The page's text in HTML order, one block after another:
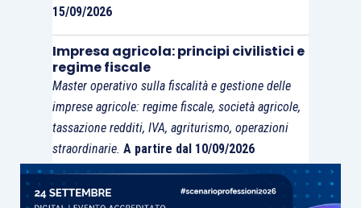
15/09/2026
Impresa agricola: principi civilistici e
regime fiscale
Master operativo sulla fiscalità e gestione delle
imprese agricole: regime fiscale, società agricole,
tassazione redditi, IVA, agriturismo, operazioni
straordinarie. A partire dal 10/09/2026